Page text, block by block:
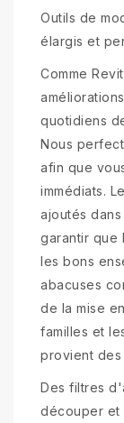
Outils de
élargis et
Comme
quotidiens
Nous
afin que
immédiats.
ajoutés
garantir que
les bons
abacuses
de la mise
familles et
provient des
Des filtres
découper et